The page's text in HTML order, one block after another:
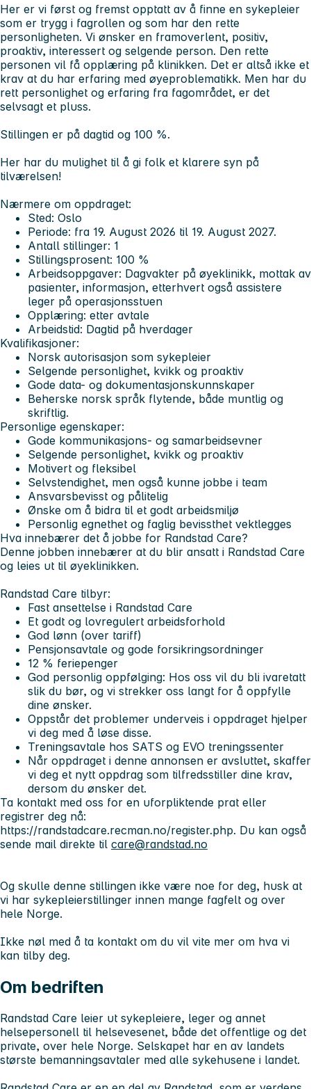
Her er vi først og fremst opptatt av å finne en sykepleier
som er trygg i fagrollen og som har den rette
personligheten. Vi ønsker en framoverlent, positiv,
proaktiv, interessert og selgende person. Den rette
personen vil få opplæring på klinikken. Det er altså ikke et
krav at du har erfaring med øyeproblematikk. Men har du
rett personlighet og erfaring fra fagområdet, er det
selvsagt et pluss.
Stillingen er på dagtid og 100 %.
Her har du mulighet til å gi folk et klarere syn på
tilværelsen!
Nærmere om oppdraget:
Sted: Oslo
Periode: fra 19. August 2026 til 19. August 2027.
Antall stillinger: 1
Stillingsprosent: 100 %
Arbeidsoppgaver: Dagvakter på øyeklinikk, mottak av
pasienter, informasjon, etterhvert også assistere
leger på operasjonsstuen
Opplæring: etter avtale
Arbeidstid: Dagtid på hverdager
Kvalifikasjoner:
Norsk autorisasjon som sykepleier
Selgende personlighet, kvikk og proaktiv
Gode data- og dokumentasjonskunnskaper
Beherske norsk språk flytende, både muntlig og
skriftlig.
Personlige egenskaper:
Gode kommunikasjons- og samarbeidsevner
Selgende personlighet, kvikk og proaktiv
Motivert og fleksibel
Selvstendighet, men også kunne jobbe i team
Ansvarsbevisst og pålitelig
Ønske om å bidra til et godt arbeidsmiljø
Personlig egnethet og faglig bevissthet vektlegges
Hva innebærer det å jobbe for Randstad Care?
Denne jobben innebærer at du blir ansatt i Randstad Care
og leies ut til øyeklinikken.
Randstad Care tilbyr:
Fast ansettelse i Randstad Care
Et godt og lovregulert arbeidsforhold
God lønn (over tariff)
Pensjonsavtale og gode forsikringsordninger
12 % feriepenger
God personlig oppfølging: Hos oss vil du bli ivaretatt
slik du bør, og vi strekker oss langt for å oppfylle
dine ønsker.
Oppstår det problemer underveis i oppdraget hjelper
vi deg med å løse disse.
Treningsavtale hos SATS og EVO treningssenter
Når oppdraget i denne annonsen er avsluttet, skaffer
vi deg et nytt oppdrag som tilfredsstiller dine krav,
dersom du ønsker det.
Ta kontakt med oss for en uforpliktende prat eller
registrer deg nå:
https://randstadcare.recman.no/register.php. Du kan også
sende mail direkte til care@randstad.no
Og skulle denne stillingen ikke være noe for deg, husk at
vi har sykepleierstillinger innen mange fagfelt og over
hele Norge.
Ikke nøl med å ta kontakt om du vil vite mer om hva vi
kan tilby deg.
Om bedriften
Randstad Care leier ut sykepleiere, leger og annet
helsepersonell til helsevesenet, både det offentlige og det
private, over hele Norge. Selskapet har en av landets
største bemanningsavtaler med alle sykehusene i landet.